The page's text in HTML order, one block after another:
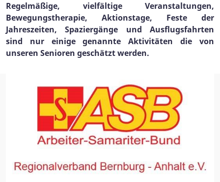
Regelmäßige, vielfältige Veranstaltungen,
Bewegungstherapie, Aktionstage, Feste der
Jahreszeiten, Spaziergänge und Ausflugsfahrten
sind nur einige genannte Aktivitäten die von
unseren Senioren geschätzt werden.